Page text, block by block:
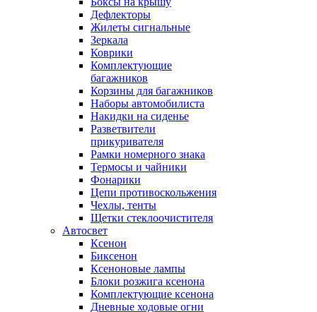
Дефлекторы
Жилеты сигнальные
Зеркала
Коврики
Комплектующие
багажников
Корзины для багажников
Наборы автомобилиста
Накидки на сиденье
Разветвители
прикуривателя
Рамки номерного знака
Термосы и чайники
Фонарики
Цепи противоскольжения
Чехлы, тенты
Щетки стеклоочистителя
Автосвет
Ксенон
Биксенон
Ксеноновые лампы
Блоки розжига ксенона
Комплектующие ксенона
Дневные ходовые огни